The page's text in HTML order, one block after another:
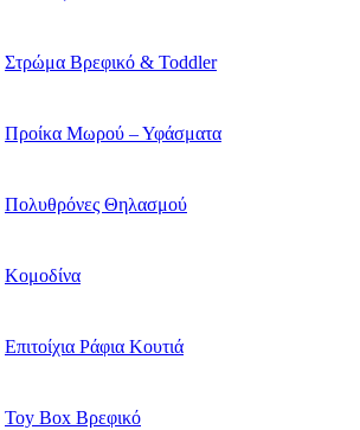
Στρώμα Βρεφικό & Toddler
Προίκα Μωρού – Υφάσματα
Πολυθρόνες Θηλασμού
Κομοδίνα
Επιτοίχια Ράφια Κουτιά
Toy Box Βρεφικό